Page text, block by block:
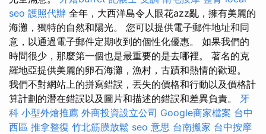
seo 護照代辦 全年，大西洋島令人眼花azz亂，擁有美麗的
海灘，獨特的自然和陽光。 您可以提供電子郵件地址和同
意，以通過電子郵件定期收到的個性化優惠。 如果我們的
時間很少，那麼第一個也是最重要的是去哪裡。 著名的克
羅地亞提供美麗的卵石海灘，漁村，古蹟和熱情的歡迎。
我們不對網站上的拼寫錯誤，丟失的價格和行動以及價格計
算計劃的潛在錯誤以及圖片和描述的錯誤和差異負責。 牙
科 小型外燴推薦 外商投資設立公司 Google商家檔案 台中
西區 推拿整復 竹北筋膜放鬆 seo 意思 台南搬家 台中按摩